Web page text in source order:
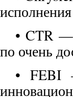
• CTR —
по очень
• FEBI